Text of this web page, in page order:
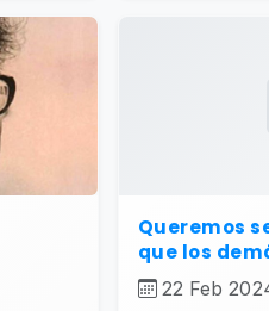
Queremos
que los
22 Feb